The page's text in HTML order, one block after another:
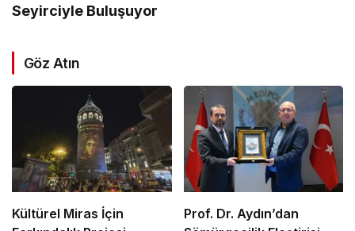
Seyirciyle Buluşuyor
Göz Atın
Kültürel Miras İçin
Prof. Dr. Aydın’dan